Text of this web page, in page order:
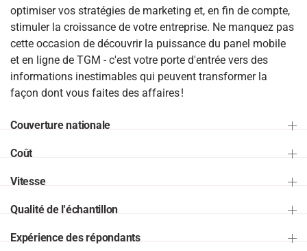
optimiser vos stratégies de marketing et, en fin de compte,
stimuler la croissance de votre entreprise. Ne manquez pas
cette occasion de découvrir la puissance du panel mobile
et en ligne de TGM - c'est votre porte d'entrée vers des
informations inestimables qui peuvent transformer la
façon dont vous faites des affaires !
Couverture nationale
Coût
Vitesse
Qualité de l'échantillon
Expérience des répondants